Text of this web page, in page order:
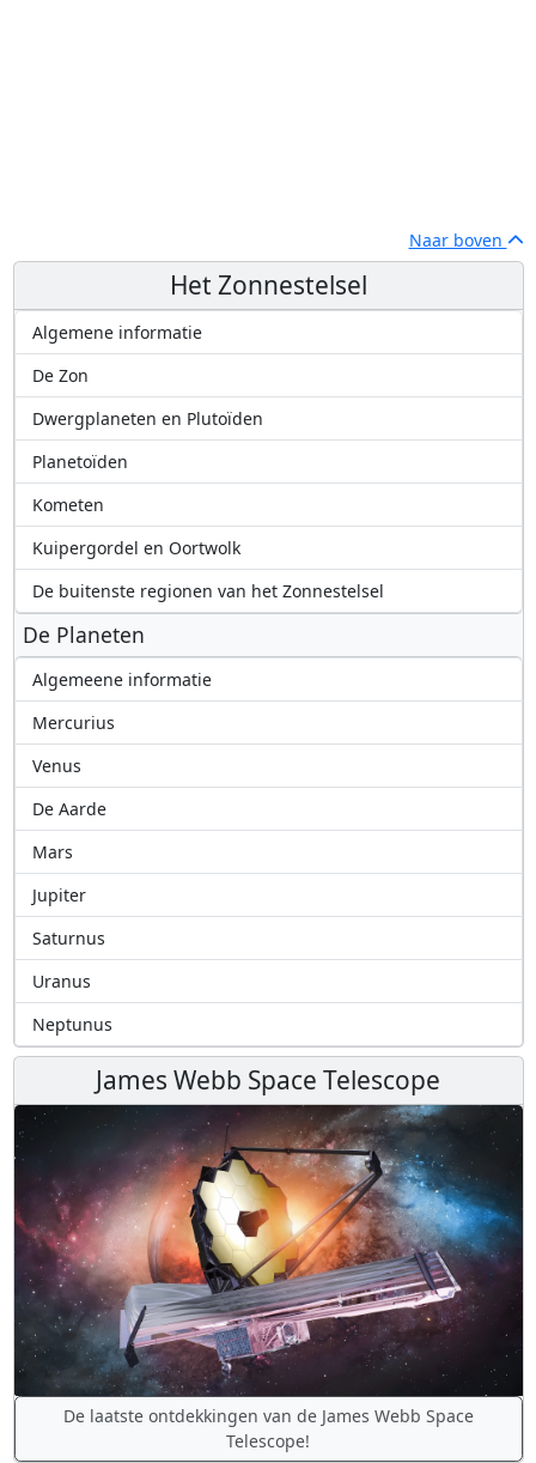
Naar boven
Het Zonnestelsel
Algemene informatie
De Zon
Dwergplaneten en Plutoïden
Planetoïden
Kometen
Kuipergordel en Oortwolk
De buitenste regionen van het Zonnestelsel
De Planeten
Algemeene informatie
Mercurius
Venus
De Aarde
Mars
Jupiter
Saturnus
Uranus
Neptunus
James Webb Space Telescope
De laatste ontdekkingen van de James Webb Space
Telescope!